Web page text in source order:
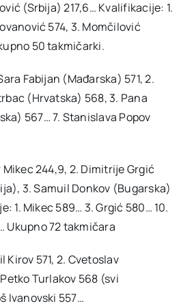
(Srbija) 217,6… Kvalifikacije: 1.
574, 3. Momčilović
50 takmičarki.
Fabijan (Mađarska) 571, 2.
(Hrvatska) 568, 3. Pana
567… 7. Stanislava Popov
Mikec 244,9, 2. Dimitrije Grgić
3. Samuil Donkov (Bugarska)
1. Mikec 589… 3. Grgić 580… 10.
Ukupno 72 takmičara
Kirov 571, 2. Cvetoslav
Turlakov 568 (svi
Ivanovski 557…